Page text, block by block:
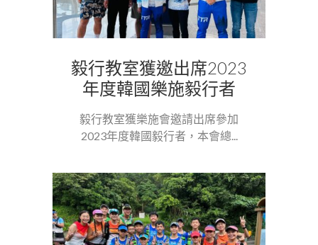
毅行教室獲邀出席2023
年度韓國樂施毅行者
毅行教室獲樂施會邀請出席參加
2023年度韓國毅行者，本會總...